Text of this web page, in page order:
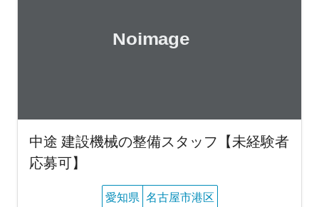
中途 建設機械の整備スタッフ【未経験者
応募可】
愛知県 名古屋市港区